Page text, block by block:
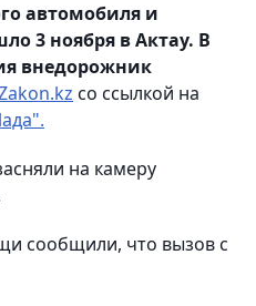
автомобиля и
3 ноября в Актау. В
внедорожник
со ссылкой на
на камеру
сообщили, что вызов с